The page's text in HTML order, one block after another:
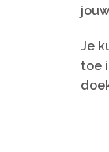
Je
toe